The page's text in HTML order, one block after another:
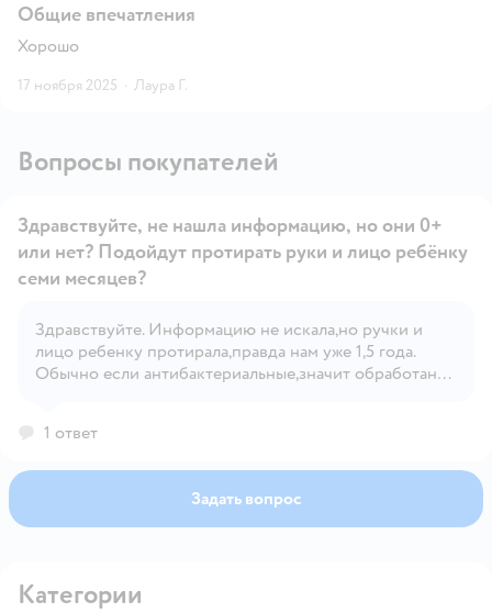
Общие впечатления
Хорошо
17 ноября 2025 · Лаура Г.
Вопросы покупателей
Открыть вопрос
Здравствуйте, не нашла информацию, но они 0+
или нет? Подойдут протирать руки и лицо ребёнку
семи месяцев?
Здравствуйте. Информацию не искала,но ручки и
лицо ребенку протирала,правда нам уже 1,5 года.
Обычно если антибактериальные,значит обработаны
1 ответ
Задать вопрос
Категории